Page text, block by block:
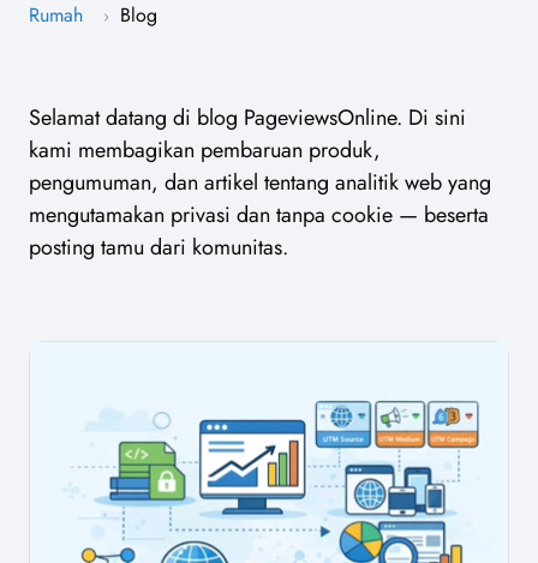
Rumah › Blog
Selamat datang di blog PageviewsOnline. Di sini
kami membagikan pembaruan produk,
pengumuman, dan artikel tentang analitik web yang
mengutamakan privasi dan tanpa cookie — beserta
posting tamu dari komunitas.